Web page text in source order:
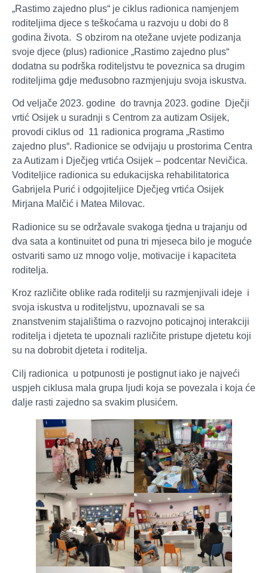
„Rastimo zajedno plus“ je ciklus radionica namjenjem
roditeljima djece s teškoćama u razvoju u dobi do 8
godina života. S obzirom na otežane uvjete podizanja
svoje djece (plus) radionice „Rastimo zajedno plus“
dodatna su podrška roditeljstvu te poveznica sa drugim
roditeljima gdje međusobno razmjenjuju svoja iskustva.
Od veljače 2023. godine do travnja 2023. godine Dječji
vrtić Osijek u suradnji s Centrom za autizam Osijek,
provodi ciklus od 11 radionica programa „Rastimo
zajedno plus“. Radionice se odvijaju u prostorima Centra
za Autizam i Dječjeg vrtića Osijek – podcentar Nevičica.
Voditeljice radionica su edukacijska rehabilitatorica
Gabrijela Purić i odgojiteljice Dječjeg vrtića Osijek
Mirjana Malčić i Matea Milovac.
Radionice su se održavale svakoga tjedna u trajanju od
dva sata a kontinuitet od puna tri mjeseca bilo je moguće
ostvariti samo uz mnogo volje, motivacije i kapaciteta
roditelja.
Kroz različite oblike rada roditelji su razmjenjivali ideje i
svoja iskustva u roditeljstvu, upoznavali se sa
znanstvenim stajalištima o razvojno poticajnoj interakciji
roditelja i djeteta te upoznali različite pristupe djetetu koji
su na dobrobit djeteta i roditelja.
Cilj radionica u potpunosti je postignut iako je najveći
uspjeh ciklusa mala grupa ljudi koja se povezala i koja će
dalje rasti zajedno sa svakim plusićem.